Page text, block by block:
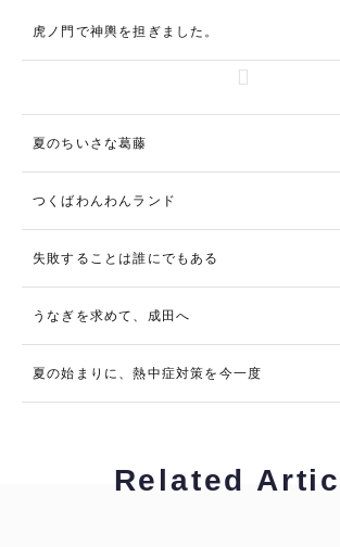
虎ノ門で神輿を担ぎました。
夏のちいさな葛藤
つくばわんわんランド
失敗することは誰にでもある
うなぎを求めて、成田へ
夏の始まりに、熱中症対策を今一度
Related